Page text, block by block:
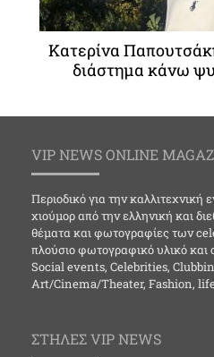
Κατερίνα
διάστημα κάνω
VIP NEWS ONLINE
Περιοδικό για την
χιούμορ από την ελληνική και
θέματα και φωτογραφίες των
πλούσιο φωτογραφικό υλικό
Social events, Celebrities,
Art/Cinema/Theater, Fashion,
ΣΤΗΛΕΣ VIP NEWS